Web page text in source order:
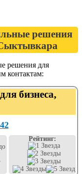
решения
решения для
контактам:
бизнеса,
Рейтинг: